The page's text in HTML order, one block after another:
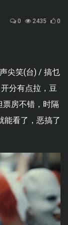
0 2435 0
尖笑(台) / 搞乜
分有点拉，豆
票房不错，时隔
能看了，恶搞了